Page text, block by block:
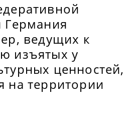
Германия
ведущих к
изъятых у
ценностей,
на территории